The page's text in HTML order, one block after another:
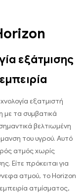
εξάτμισης
εξατμιστή
με τα συμβατικά
βελτιωμένη
του υγρού. Αυτό
ατμός χωρίς
Είτε πρόκειται για
ατμού, το Horizon
ατμίσματος,